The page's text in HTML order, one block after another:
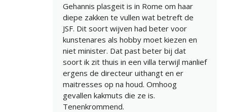
Gehannis plasgeit is in Rome om haar
diepe zakken te vullen wat betreft de
JSF. Dit soort wijven had beter voor
kunstenares als hobby moet kiezen en
niet minister. Dat past beter bij dat
soort ik zit thuis in een villa terwijl manlief
ergens de directeur uithangt en er
maitresses op na houd. Omhoog
gevallen kakmuts die ze is.
Tenenkrommend.